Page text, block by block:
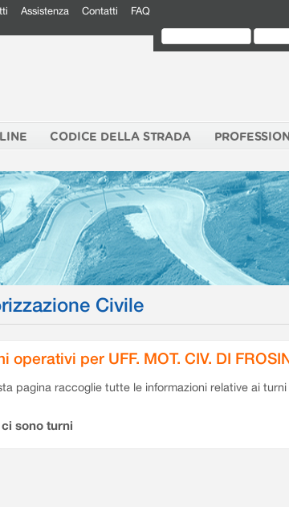
Assistenza Contatti FAQ
CODICE DELLA STRADA
Civile
operativi per UFF. MOT. CIV. DI
pagina raccoglie tutte le informazioni relative ai
ci sono turni